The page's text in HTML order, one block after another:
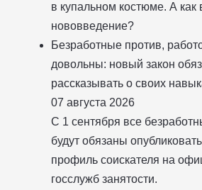
в купальном костюме. А как
нововведение?
Безработные против,
довольны: новый закон
рассказывать о своих
07 августа 2026
С 1 сентября все
будут обязаны
профиль соискателя на
госслужб занятости.